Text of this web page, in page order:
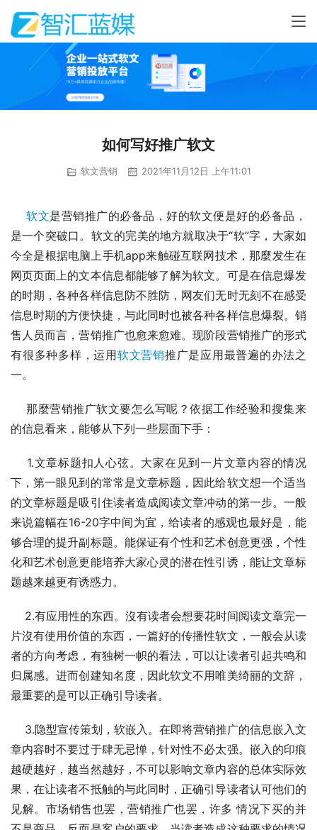
如何写好推广软文
软文营销 2021年11月12日 上午11:01
软文是营销推广的必备品，好的软文便是好的必备品，
是一个突破口。软文的完美的地方就取决于“软”字，大家如
今全是根据电脑上手机app来触碰互联网技术，那麼发生在
网页页面上的文本信息都能够了解为软文。可是在信息爆发
的时期，各种各样信息防不胜防，网友们无时无刻不在感受
信息时期的方便快捷，与此同时也被各种各样信息爆裂。销
售人员而言，营销推广也愈来愈难。现阶段营销推广的形式
有很多种多样，运用软文营销推广是应用最普遍的办法之
一。
的信息看来，能够从下列一些层面下手：
下，第一眼见到的常常是文章标题，因此给软文想一个适当
的文章标题是吸引住读者造成阅读文章冲动的第一步。一般
来说篇幅在16-20字中间为宜，给读者的感观也最好是，能
够合理的提升副标题。能保证有个性和艺术创意更强，个性
化和艺术创意更能培养大家心灵的潜在性引诱，能让文章标
题越来越更有诱惑力。
片沒有使用价值的东西，一篇好的传播性软文，一般会从读
者的方向考虑，有独树一帜的看法，可以让读者引起共鸣和
归属感。进而创建知名度，因此软文不用唯美绮丽的文辞，
最重要的是可以正确引导读者。
章内容时不要过于肆无忌惮，针对性不必太强。嵌入的印痕
越硬越好，越当然越好，不可以影响文章内容的总体实际效
果，在让读者不抵触的与此同时，正确引导读者认可他们的
见解。市场销售也罢，营销推广也罢，许多 情况下买的并